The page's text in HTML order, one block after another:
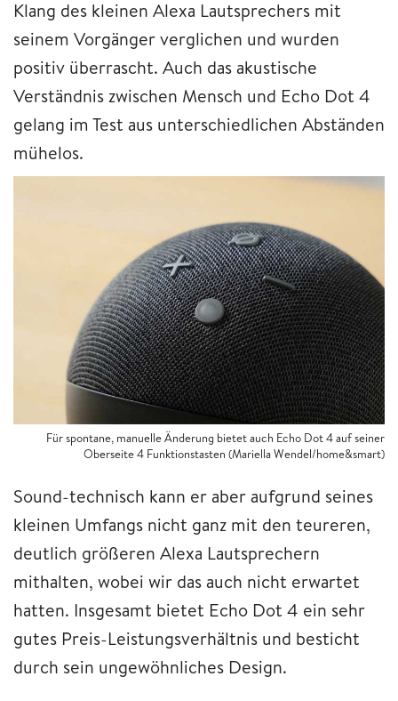
Klang des kleinen Alexa Lautsprechers mit
seinem Vorgänger verglichen und wurden
positiv überrascht. Auch das akustische
Verständnis zwischen Mensch und Echo Dot 4
gelang im Test aus unterschiedlichen Abständen
mühelos.
Für spontane, manuelle Änderung bietet auch Echo Dot 4 auf seiner
Oberseite 4 Funktionstasten (Mariella Wendel/home&smart)
Sound-technisch kann er aber aufgrund seines
kleinen Umfangs nicht ganz mit den teureren,
deutlich größeren Alexa Lautsprechern
mithalten, wobei wir das auch nicht erwartet
hatten. Insgesamt bietet Echo Dot 4 ein sehr
gutes Preis-Leistungsverhältnis und besticht
durch sein ungewöhnliches Design.